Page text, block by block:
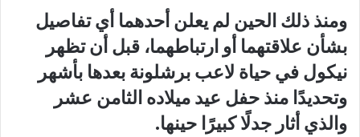
ومنذ ذلك الحين لم يعلن أحدهما أي تفاصيل
بشأن علاقتهما أو ارتباطهما، قبل أن تظهر
نيكول في حياة لاعب برشلونة بعدها بأشهر
وتحديدًا منذ حفل عيد ميلاده الثامن عشر
والذي أثار جدلًا كبيرًا حينها.